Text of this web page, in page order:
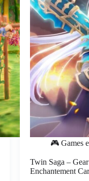
🎮 Games
Twin Saga –
Enchantement